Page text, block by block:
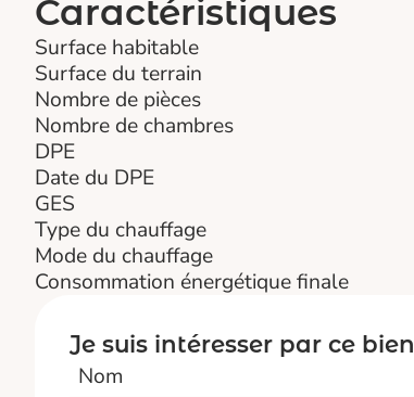
Caractéristiques
Surface habitable
Surface du terrain
Nombre de pièces
Nombre de chambres
DPE
Date du DPE
GES
Type du chauffage
Mode du chauffage
Consommation énergétique finale
Je suis intéresser par ce bien
Nom